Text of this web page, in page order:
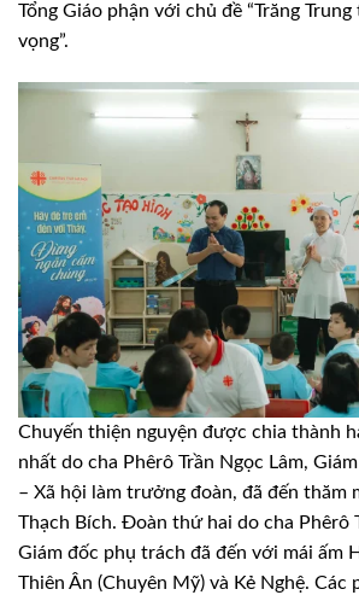
Tổng Giáo phận với chủ đề “Trăng
vọng”.
Chuyến thiện nguyện được chia thành
nhất do cha Phêrô Trần Ngọc Lâm,
– Xã hội làm trưởng đoàn, đã đến thăm
Thạch Bích. Đoàn thứ hai do cha Phêrô
Giám đốc phụ trách đã đến với mái ấm
Thiên Ân (Chuyên Mỹ) và Kẻ Nghệ. Các